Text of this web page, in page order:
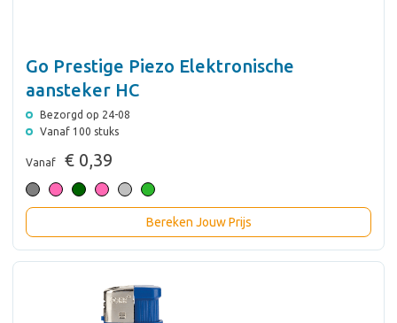
Go Prestige Piezo Elektronische
aansteker HC
Bezorgd op 24-08
Vanaf 100 stuks
Vanaf € 0,39
Bereken Jouw Prijs